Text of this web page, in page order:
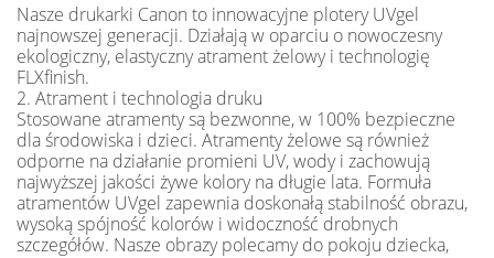
Nasze drukarki Canon to innowacyjne plotery UVgel
najnowszej generacji. Działają w oparciu o nowoczesny
ekologiczny, elastyczny atrament żelowy i technologię
FLXfinish.
2. Atrament i technologia druku
Stosowane atramenty są bezwonne, w 100% bezpieczne
dla środowiska i dzieci. Atramenty żelowe są również
odporne na działanie promieni UV, wody i zachowują
najwyższej jakości żywe kolory na długie lata. Formuła
atramentów UVgel zapewnia doskonałą stabilność obrazu,
wysoką spójność kolorów i widoczność drobnych
szczegółów. Nasze obrazy polecamy do pokoju dziecka,